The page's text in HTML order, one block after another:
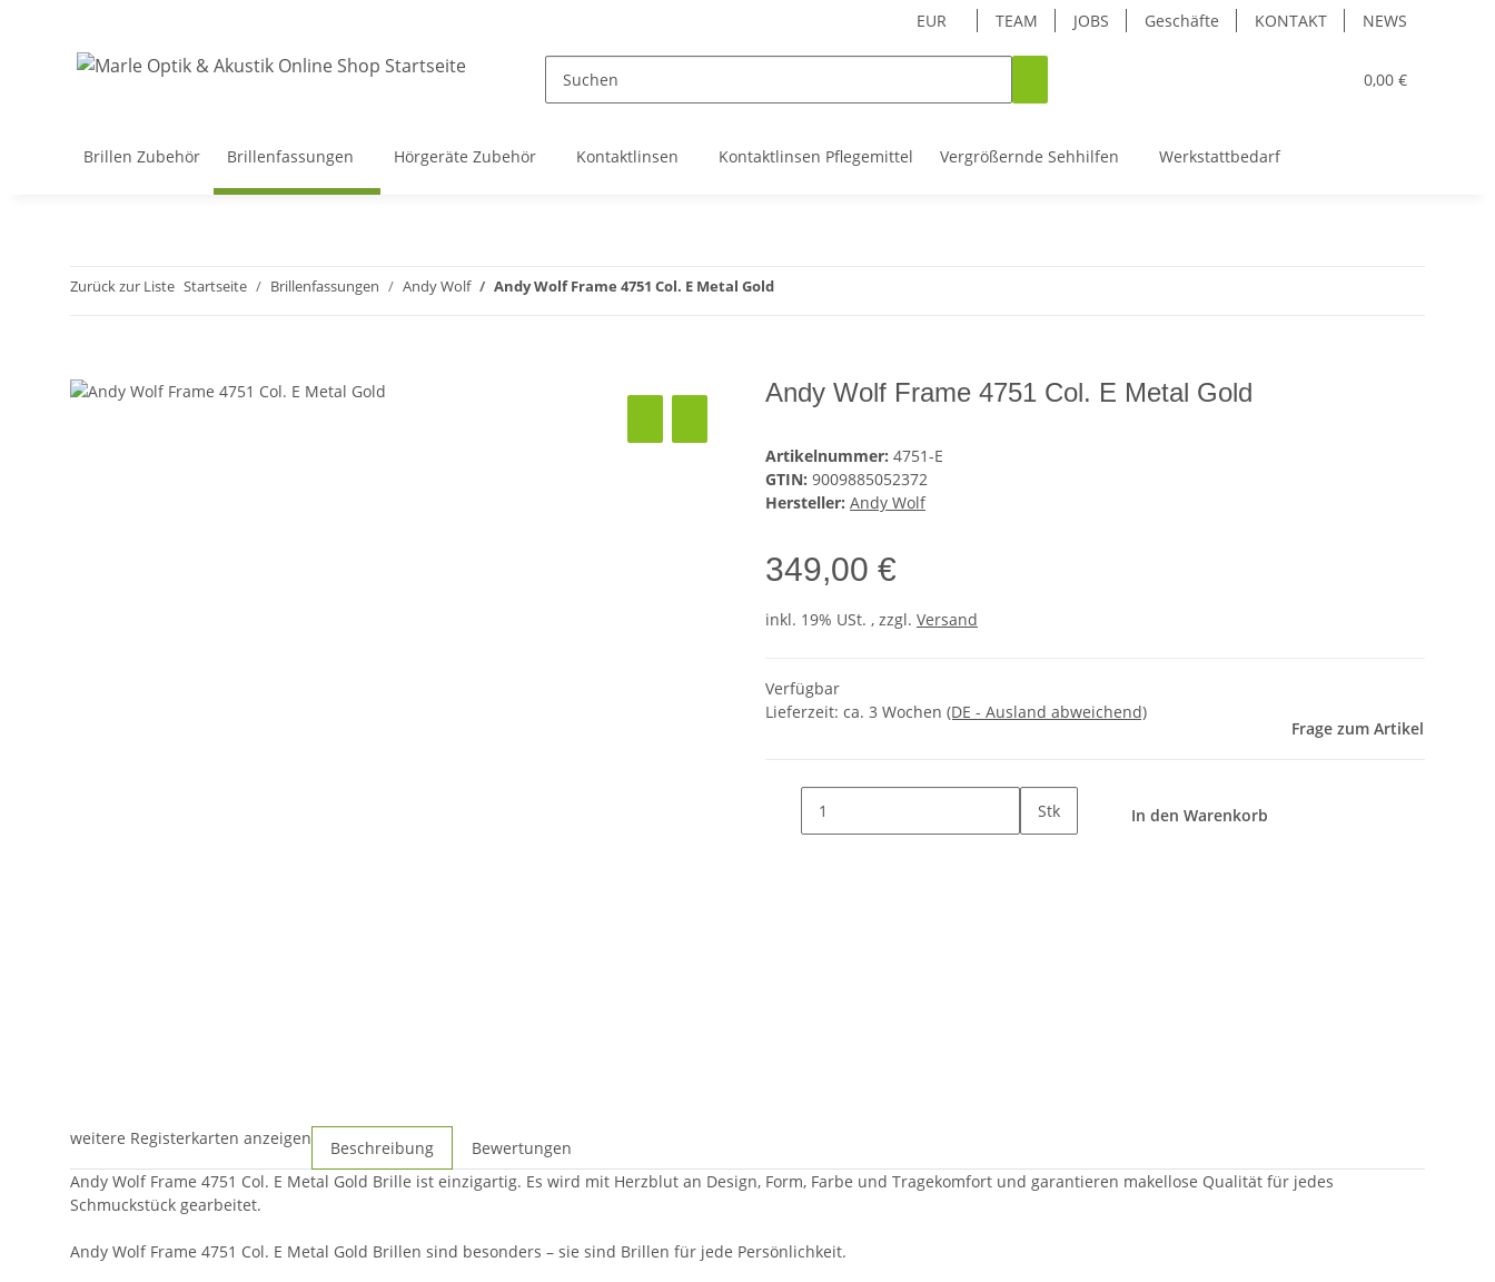
EUR TEAM JOBS Geschäfte KONTAKT NEWS
0,00 €
Brillen Zubehör Brillenfassungen Hörgeräte Zubehör Kontaktlinsen Kontaktlinsen Pflegemittel Vergrößernde Sehhilfen Werkstattbedarf
Zurück zur Liste Startseite Brillenfassungen Andy Wolf Andy Wolf Frame 4751 Col. E Metal Gold
Andy Wolf Frame 4751 Col. E Metal Gold
Artikelnummer: 4751-E
GTIN: 9009885052372
Hersteller: Andy Wolf
349,00 €
inkl. 19% USt. , zzgl. Versand
Verfügbar
Lieferzeit: ca. 3 Wochen (DE - Ausland abweichend)
Frage zum Artikel
Stk In den Warenkorb
weitere Registerkarten anzeigen Beschreibung
Bewertungen
Andy Wolf Frame 4751 Col. E Metal Gold Brille ist einzigartig. Es wird mit Herzblut an Design, Form, Farbe und Tragekomfort und garantieren makellose Qualität für jedes
Schmuckstück gearbeitet.
Andy Wolf Frame 4751 Col. E Metal Gold Brillen sind besonders – sie sind Brillen für jede Persönlichkeit.